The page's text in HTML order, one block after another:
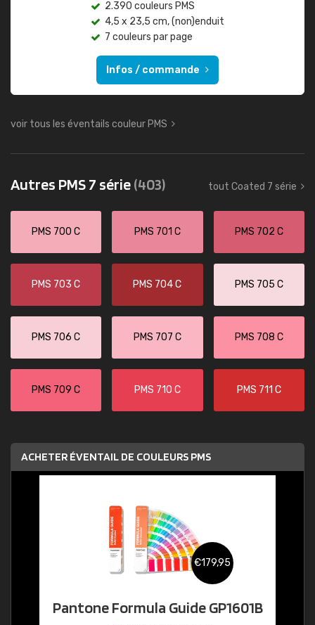
2.390 couleurs PMS
4,5 x 23,5 cm, (non)enduit
7 couleurs par page
Infos / commande
voir tous les éventails couleur PMS
Autres PMS 7 série(403) tout Coated 7 série
PMS 700 C PMS 701 C PMS 702 C
PMS 703 C PMS 704 C PMS 705 C
PMS 706 C PMS 707 C PMS 708 C
PMS 709 C PMS 710 C PMS 711 C
ACHETER ÉVENTAIL DE COULEURS PMS
€179,95
Pantone Formula Guide GP1601B